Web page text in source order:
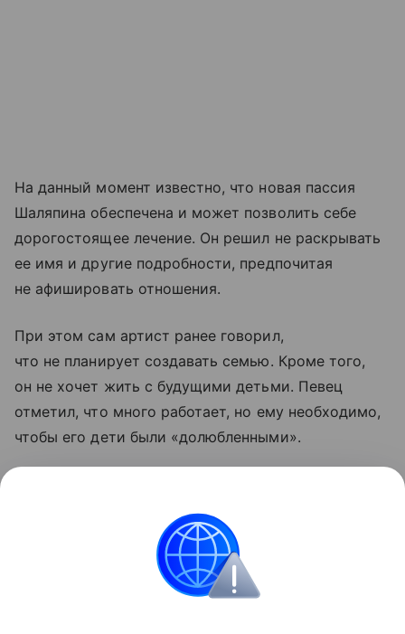
На данный момент известно, что новая пассия
Шаляпина обеспечена и может позволить себе
дорогостоящее лечение. Он решил не раскрывать
ее имя и другие подробности, предпочитая
не афишировать отношения.
При этом сам артист ранее говорил,
что не планирует создавать семью. Кроме того,
он не хочет жить с будущими детьми. Певец
отметил, что много работает, но ему необходимо,
чтобы его дети были «долюбленными».
и определился с тем, кому достанется наследство
после его смерти. По словам артиста, он привык
учитывать все обстоятельства жизни, которые
могут произойти с каждым.